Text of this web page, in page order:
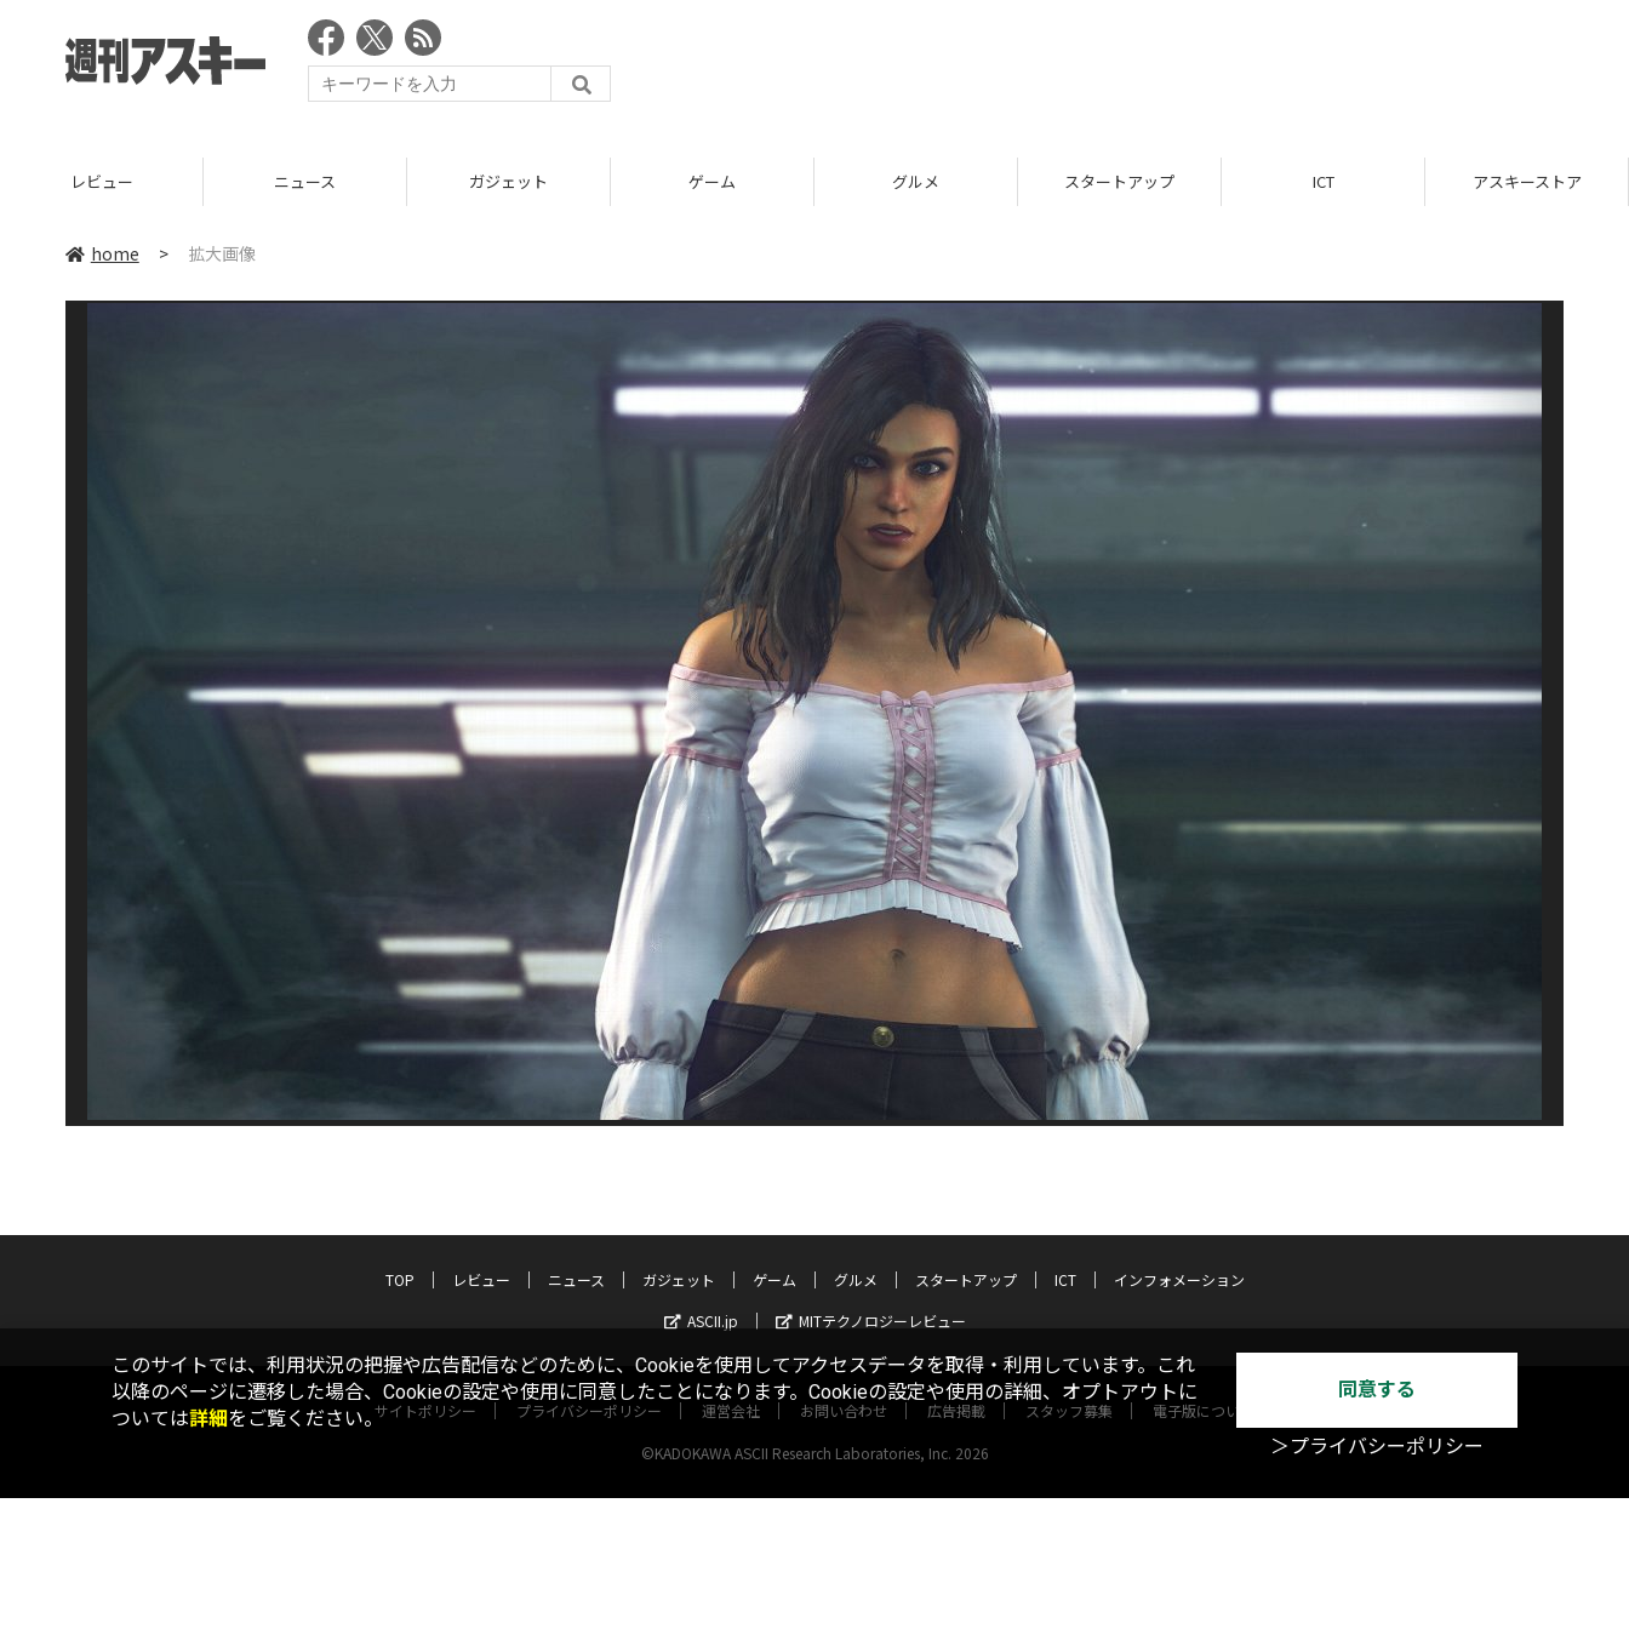
レビュー ニュース ガジェット ゲーム グルメ スタートアップ ICT アスキーストア
home > 拡大画像
TOP レビュー ニュース ガジェット ゲーム グルメ スタートアップ ICT
インフォメーション
ASCII.jp
MITテクノロジーレビュー
サイトポリシー プライバシーポリシー 運営会社 お問い合わせ 広告掲載 スタッフ募集 電子版について
©KADOKAWA ASCII Research Laboratories, Inc. 2026
このサイトでは、利用状況の把握や広告配信などのために、Cookieを使用してアクセスデータを取得・利用しています。これ
以降のページに遷移した場合、Cookieの設定や使用に同意したことになります。Cookieの設定や使用の詳細、オプトアウトに
ついては詳細をご覧ください。
同意する
＞プライバシーポリシー